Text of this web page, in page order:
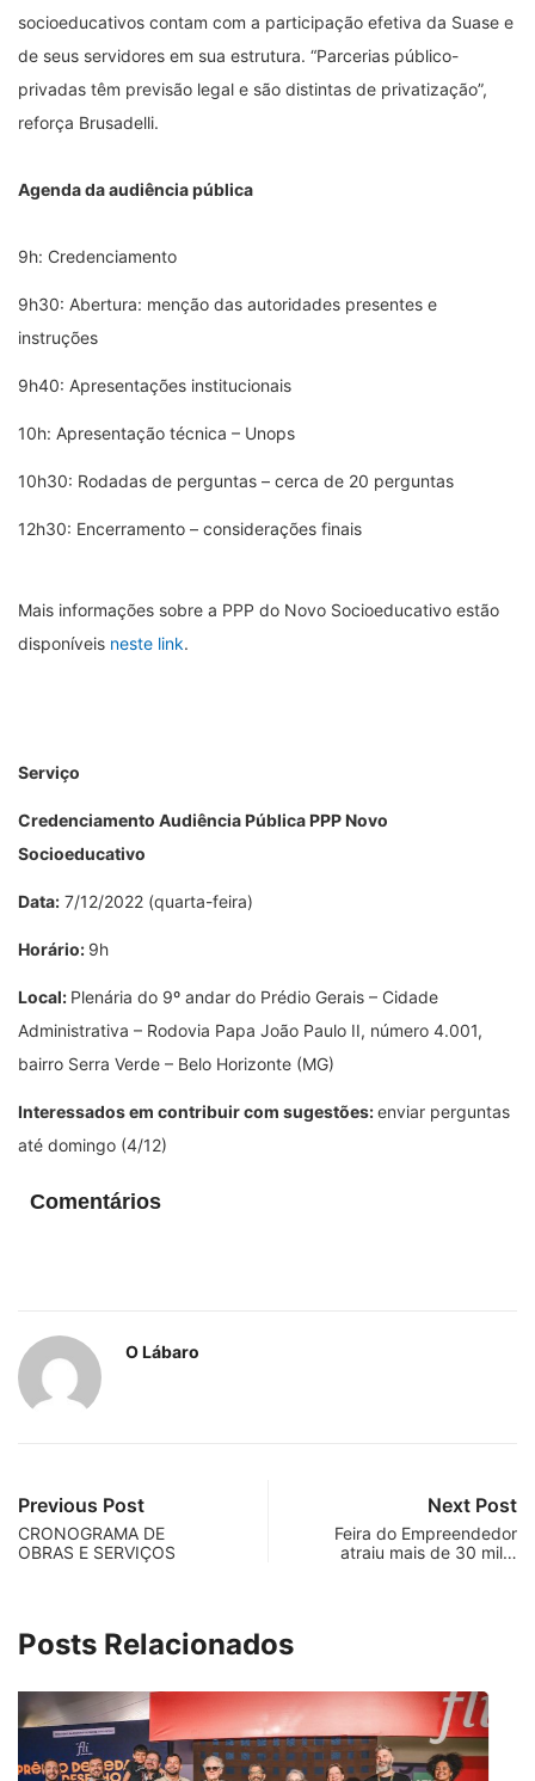
socioeducativos contam com a participação efetiva da Suase e
de seus servidores em sua estrutura. “Parcerias público-
privadas têm previsão legal e são distintas de privatização”,
reforça Brusadelli.
Agenda da audiência pública
9h: Credenciamento
9h30: Abertura: menção das autoridades presentes e
instruções
9h40: Apresentações institucionais
10h: Apresentação técnica – Unops
10h30: Rodadas de perguntas – cerca de 20 perguntas
12h30: Encerramento – considerações finais
Mais informações sobre a PPP do Novo Socioeducativo estão
disponíveis neste link.
Serviço
Credenciamento Audiência Pública PPP Novo
Socioeducativo
Data: 7/12/2022 (quarta-feira)
Horário: 9h
Local: Plenária do 9º andar do Prédio Gerais – Cidade
Administrativa – Rodovia Papa João Paulo II, número 4.001,
bairro Serra Verde – Belo Horizonte (MG)
Interessados em contribuir com sugestões:enviar perguntas
até domingo (4/12)
Comentários
O Lábaro
Previous Post
CRONOGRAMA DE
OBRAS E SERVIÇOS
Next Post
Feira do Empreendedor
atraiu mais de 30 mil…
Posts Relacionados